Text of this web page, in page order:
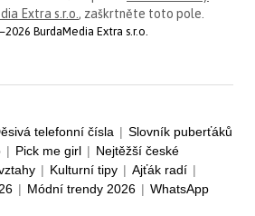
Extra s.r.o. , zaškrtněte toto pole.
BurdaMedia Extra s.r.o.
telefonní čísla | Slovník puberťáků
| Pick me girl | Nejtěžší české
| Kulturní tipy | Ajťák radí |
| Módní trendy 2026 | WhatsApp